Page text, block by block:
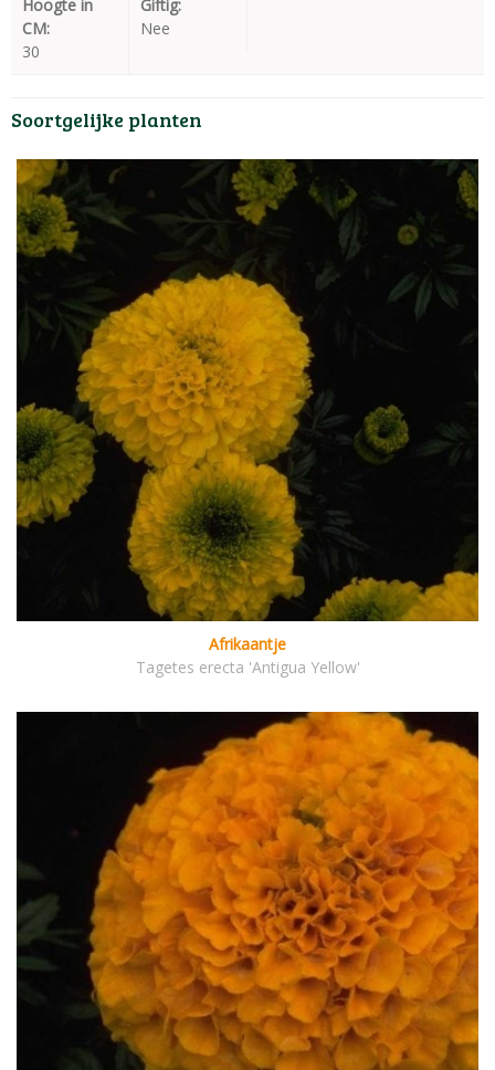
Hoogte in
CM:
30
Giftig:
Nee
Soortgelijke planten
Afrikaantje
Tagetes erecta 'Antigua Yellow'